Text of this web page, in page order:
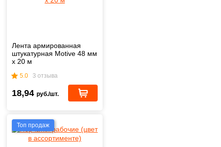
Лента армированная
штукатурная Motive 48 мм
х 20 м
5.0 3 отзыва
18,94 руб./шт.
Топ продаж